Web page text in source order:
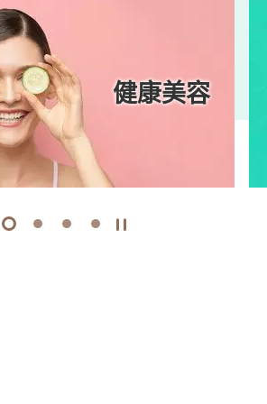
健康美容
1 2 3 4 開始/暫停幻燈片